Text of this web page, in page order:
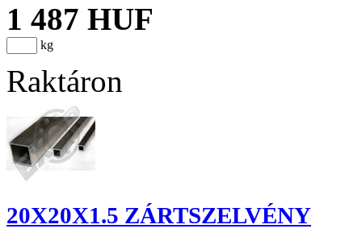
1 487 HUF
kg
Raktáron
20X20X1.5 ZÁRTSZELVÉNY